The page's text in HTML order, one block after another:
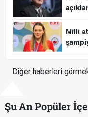
Milli
Diğer haberleri
Şu An Popüler